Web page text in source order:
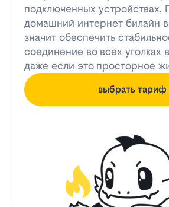
подключенных устройствах.
домашний интернет билайн
значит обеспечить
соединение во всех уголках
даже если это просторное
выбрать тариф